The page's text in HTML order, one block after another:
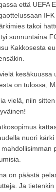
että UEFA
takoi
sunnuntaina
Kakkosesta
kesäkuussa
on tulossa,
vielä, niin
nuori
on päästä
Ja